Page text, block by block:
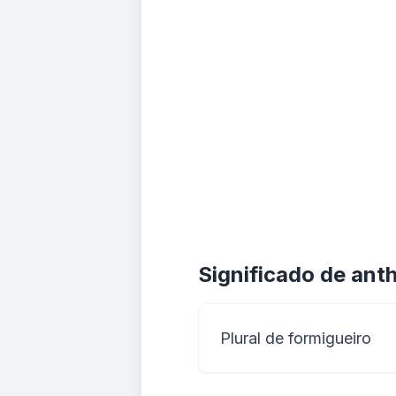
Significado de
Plural de formigueiro